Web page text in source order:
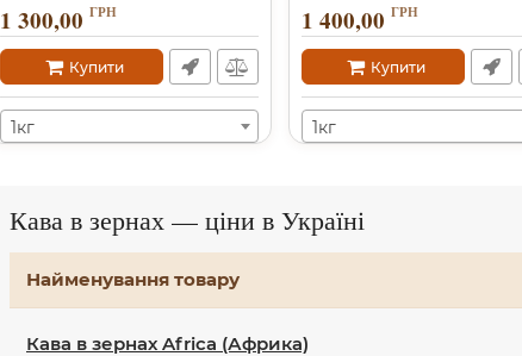
1 300,00 ГРН
Купити
1кг
1 400,00 ГРН
Купити
1кг
Кава в зернах — ціни в Україні
Найменування товару
Кава в зернах Africa (Африка)